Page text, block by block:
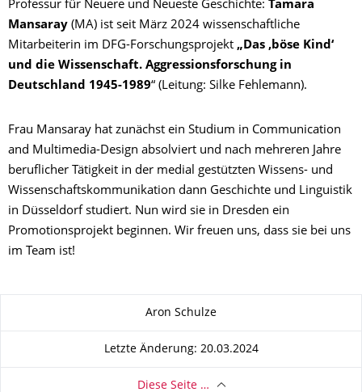
Professur für Neuere und Neueste Geschichte: Tamara
Mansaray (MA) ist seit März 2024 wissenschaftliche
Mitarbeiterin im DFG-Forschungsprojekt „Das ‚böse Kind‘
und die Wissenschaft. Aggressionsforschung in
Deutschland 1945-1989“ (Leitung: Silke Fehlemann).
Frau Mansaray hat zunächst ein Studium in Communication
and Multimedia-Design absolviert und nach mehreren Jahre
beruflicher Tätigkeit in der medial gestützten Wissens- und
Wissenschaftskommunikation dann Geschichte und Linguistik
in Düsseldorf studiert. Nun wird sie in Dresden ein
Promotionsprojekt beginnen. Wir freuen uns, dass sie bei uns
im Team ist!
Aron Schulze
Letzte Änderung: 20.03.2024
Diese Seite …